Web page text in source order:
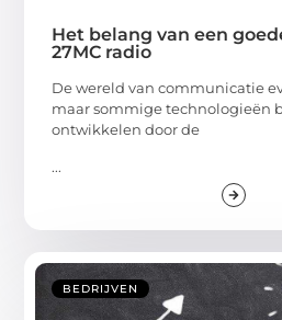
Het belang van een
27MC radio
De wereld van communicatie
maar sommige technologieën
ontwikkelen door de
...
BEDRIJVEN